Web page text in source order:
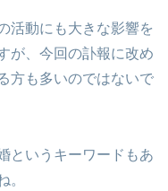
活動にも大きな影響を
が、今回の訃報に改め
方も多いのではないで
というキーワードもあ
。